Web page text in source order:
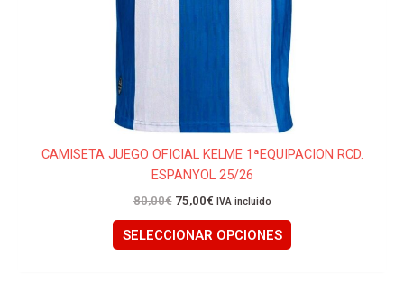
CAMISETA JUEGO OFICIAL KELME 1ªEQUIPACION RCD.
ESPANYOL 25/26
80,00€ 75,00€ IVA incluido
SELECCIONAR OPCIONES
página
de